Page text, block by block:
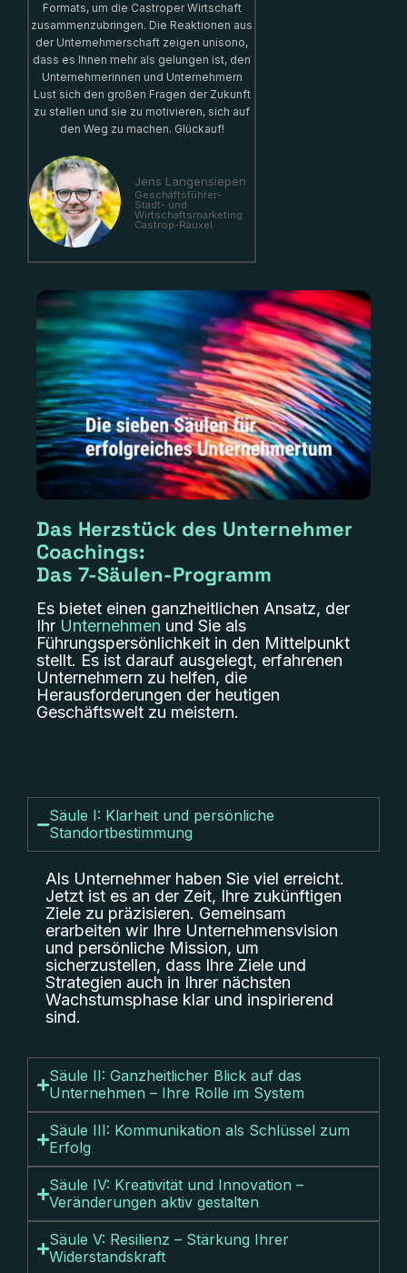
Formats, um die Castroper Wirtschaft
zusammenzubringen. Die Reaktionen aus
der Unternehmerschaft zeigen unisono,
dass es Ihnen mehr als gelungen ist, den
Unternehmerinnen und Unternehmern
Lust sich den großen Fragen der Zukunft
zu stellen und sie zu motivieren, sich auf
den Weg zu machen. Glückauf!
Jens Langensiepen
Geschäftsführer-
Stadt- und
Wirtschaftsmarketing
Castrop-Rauxel
Das Herzstück des Unternehmer
Coachings:
Das 7-Säulen-Programm
Es bietet einen ganzheitlichen Ansatz, der
Ihr Unternehmen und Sie als
Führungspersönlichkeit in den Mittelpunkt
stellt. Es ist darauf ausgelegt, erfahrenen
Unternehmern zu helfen, die
Herausforderungen der heutigen
Geschäftswelt zu meistern.
Säule I: Klarheit und persönliche
Standortbestimmung
Als Unternehmer haben Sie viel erreicht.
Jetzt ist es an der Zeit, Ihre zukünftigen
Ziele zu präzisieren. Gemeinsam
erarbeiten wir Ihre Unternehmensvision
und persönliche Mission, um
sicherzustellen, dass Ihre Ziele und
Strategien auch in Ihrer nächsten
Wachstumsphase klar und inspirierend
sind.
Säule II: Ganzheitlicher Blick auf das
Unternehmen – Ihre Rolle im System
Säule III: Kommunikation als Schlüssel zum
Erfolg
Säule IV: Kreativität und Innovation –
Veränderungen aktiv gestalten
Säule V: Resilienz – Stärkung Ihrer
Widerstandskraft